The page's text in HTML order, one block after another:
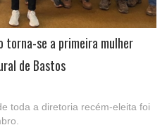
torna-se a primeira mulher
de Bastos
toda a diretoria recém-eleita foi